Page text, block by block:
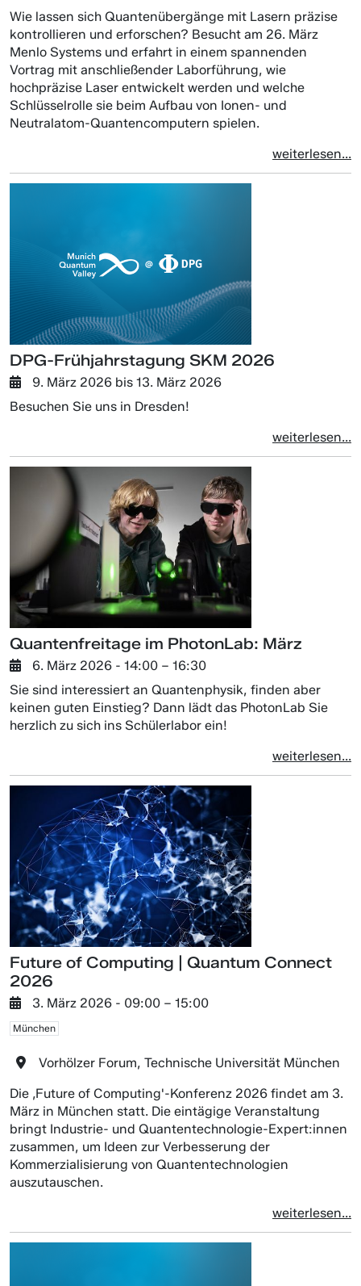
Wie lassen sich Quantenübergänge mit Lasern präzise
kontrollieren und erforschen? Besucht am 26. März
Menlo Systems und erfahrt in einem spannenden
Vortrag mit anschließender Laborführung, wie
hochpräzise Laser entwickelt werden und welche
Schlüsselrolle sie beim Aufbau von Ionen- und
Neutralatom-Quantencomputern spielen.
weiterlesen...
DPG-Frühjahrstagung SKM 2026
9. März 2026 bis 13. März 2026
Besuchen Sie uns in Dresden!
weiterlesen...
Quantenfreitage im PhotonLab: März
6. März 2026 - 14:00 – 16:30
Sie sind interessiert an Quantenphysik, finden aber
keinen guten Einstieg? Dann lädt das PhotonLab Sie
herzlich zu sich ins Schülerlabor ein!
weiterlesen...
Future of Computing | Quantum Connect
2026
3. März 2026 - 09:00 – 15:00
München
Vorhölzer Forum, Technische Universität München
Die ‚Future of Computing'-Konferenz 2026 findet am 3.
März in München statt. Die eintägige Veranstaltung
bringt Industrie- und Quantentechnologie-Expert:innen
zusammen, um Ideen zur Verbesserung der
Kommerzialisierung von Quantentechnologien
auszutauschen.
weiterlesen...